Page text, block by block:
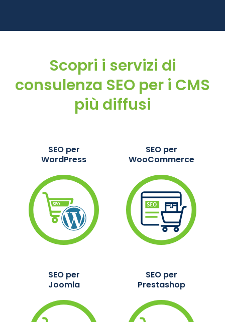
Scopri i servizi di
consulenza SEO per i CMS
più diffusi
SEO per
WordPress
SEO per
WooCommerce
SEO per
Joomla
SEO per
Prestashop